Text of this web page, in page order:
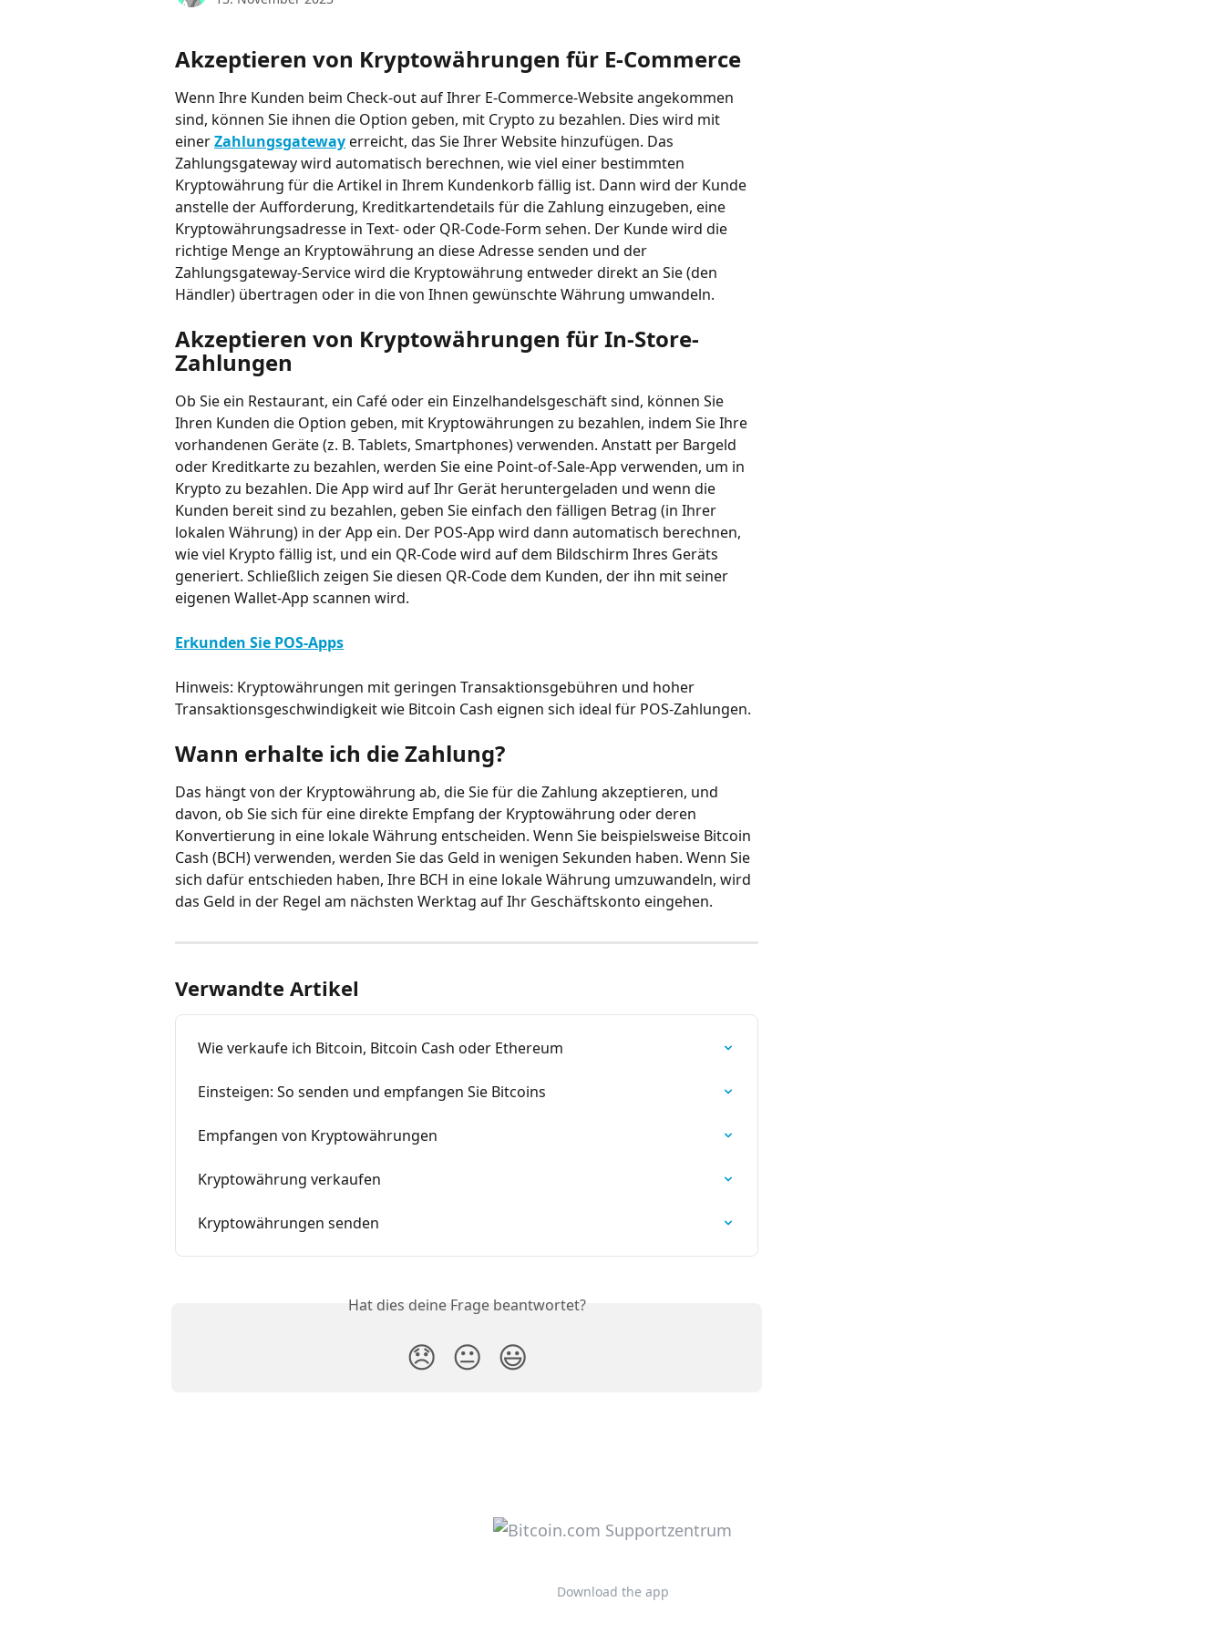
Akzeptieren von Kryptowährungen für E-Commerce
Wenn Ihre Kunden beim Check-out auf Ihrer E-Commerce-Website angekommen
sind, können Sie ihnen die Option geben, mit Crypto zu bezahlen. Dies wird mit
einer Zahlungsgateway erreicht, das Sie Ihrer Website hinzufügen. Das
Zahlungsgateway wird automatisch berechnen, wie viel einer bestimmten
Kryptowährung für die Artikel in Ihrem Kundenkorb fällig ist. Dann wird der Kunde
anstelle der Aufforderung, Kreditkartendetails für die Zahlung einzugeben, eine
Kryptowährungsadresse in Text- oder QR-Code-Form sehen. Der Kunde wird die
richtige Menge an Kryptowährung an diese Adresse senden und der
Zahlungsgateway-Service wird die Kryptowährung entweder direkt an Sie (den
Händler) übertragen oder in die von Ihnen gewünschte Währung umwandeln.
Akzeptieren von Kryptowährungen für In-Store-
Zahlungen
Ob Sie ein Restaurant, ein Café oder ein Einzelhandelsgeschäft sind, können Sie
Ihren Kunden die Option geben, mit Kryptowährungen zu bezahlen, indem Sie Ihre
vorhandenen Geräte (z. B. Tablets, Smartphones) verwenden. Anstatt per Bargeld
oder Kreditkarte zu bezahlen, werden Sie eine Point-of-Sale-App verwenden, um in
Krypto zu bezahlen. Die App wird auf Ihr Gerät heruntergeladen und wenn die
Kunden bereit sind zu bezahlen, geben Sie einfach den fälligen Betrag (in Ihrer
lokalen Währung) in der App ein. Der POS-App wird dann automatisch berechnen,
wie viel Krypto fällig ist, und ein QR-Code wird auf dem Bildschirm Ihres Geräts
generiert. Schließlich zeigen Sie diesen QR-Code dem Kunden, der ihn mit seiner
eigenen Wallet-App scannen wird.
Erkunden Sie POS-Apps
Hinweis: Kryptowährungen mit geringen Transaktionsgebühren und hoher
Transaktionsgeschwindigkeit wie Bitcoin Cash eignen sich ideal für POS-Zahlungen.
Wann erhalte ich die Zahlung?
Das hängt von der Kryptowährung ab, die Sie für die Zahlung akzeptieren, und
davon, ob Sie sich für eine direkte Empfang der Kryptowährung oder deren
Konvertierung in eine lokale Währung entscheiden. Wenn Sie beispielsweise Bitcoin
Cash (BCH) verwenden, werden Sie das Geld in wenigen Sekunden haben. Wenn Sie
sich dafür entschieden haben, Ihre BCH in eine lokale Währung umzuwandeln, wird
das Geld in der Regel am nächsten Werktag auf Ihr Geschäftskonto eingehen.
Verwandte Artikel
Wie verkaufe ich Bitcoin, Bitcoin Cash oder Ethereum
Einsteigen: So senden und empfangen Sie Bitcoins
Empfangen von Kryptowährungen
Kryptowährung verkaufen
Kryptowährungen senden
Hat dies deine Frage beantwortet?
😞 😐 😃
Download the app